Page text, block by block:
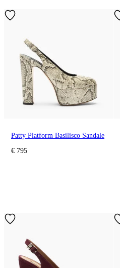
Patty Platform Basilisco Sandale
€ 795